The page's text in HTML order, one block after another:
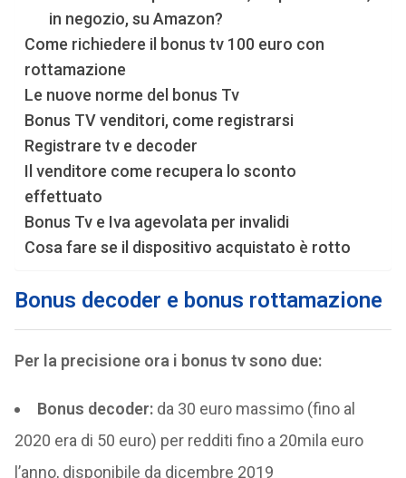
in negozio, su Amazon?
Come richiedere il bonus tv 100 euro con
rottamazione
Le nuove norme del bonus Tv
Bonus TV venditori, come registrarsi
Registrare tv e decoder
Il venditore come recupera lo sconto
effettuato
Bonus Tv e Iva agevolata per invalidi
Cosa fare se il dispositivo acquistato è rotto
Bonus decoder e bonus rottamazione
Per la precisione ora i bonus tv sono due:
Bonus decoder:da 30 euro massimo (fino al
2020 era di 50 euro) per redditi fino a 20mila euro
l’anno, disponibile da dicembre 2019